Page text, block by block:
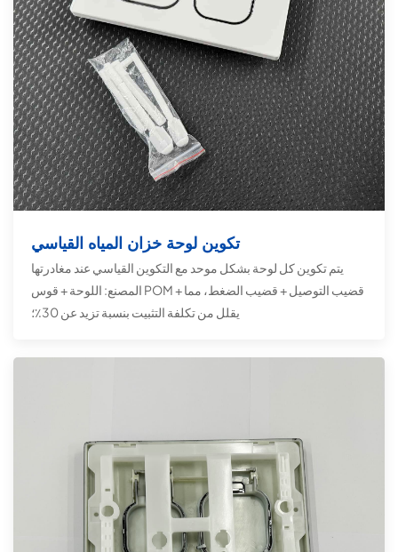
تكوين لوحة خزان المياه القياسي
يتم تكوين كل لوحة بشكل موحد مع التكوين القياسي عند مغادرتها
المصنع: اللوحة + قوس POM + قضيب التوصيل + قضيب الضغط، مما
يقلل من تكلفة التثبيت بنسبة تزيد عن 30٪؛